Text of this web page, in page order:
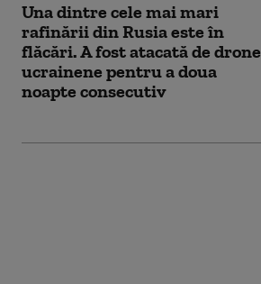
Una dintre cele mai mari
rafinării din Rusia este în
flăcări. A fost atacată de drone
ucrainene pentru a doua
noapte consecutiv